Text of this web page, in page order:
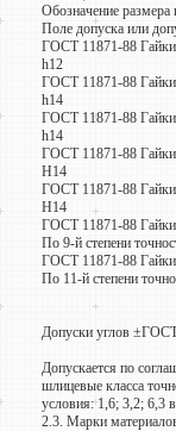
Обозначение размера
Поле допуска или
ГОСТ 11871-88 Гайки
h12
ГОСТ 11871-88 Гайки
h14
ГОСТ 11871-88 Гайки
h14
ГОСТ 11871-88 Гайки
Н14
ГОСТ 11871-88 Гайки
Н14
ГОСТ 11871-88 Гайки
По 9-й степени
ГОСТ 11871-88 Гайки
По 11-й степени
Допуски углов
Допускается по
шлицевые класса
условия: 1,6; 3,2; 6,3
2.3. Марки